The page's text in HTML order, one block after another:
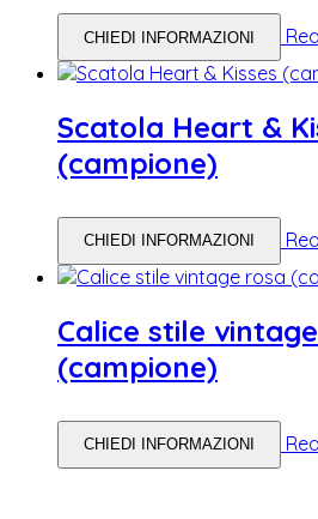
CHIEDI INFORMAZIONI
Scatola Heart &
(campione)
CHIEDI INFORMAZIONI
Calice stile
(campione)
CHIEDI INFORMAZIONI